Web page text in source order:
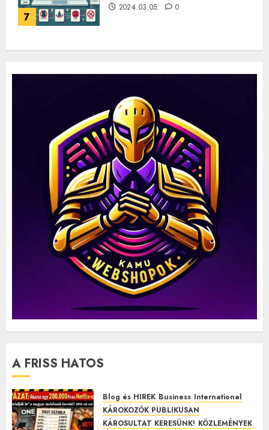
7
2024.03.05. 0
A FRISS HATOS
Blog és HIREK Business International
KÁROKOZÓK PUBLIKUSAN
KÁROSULTAT KERESÜNK! KÖZLEMÉNYEK